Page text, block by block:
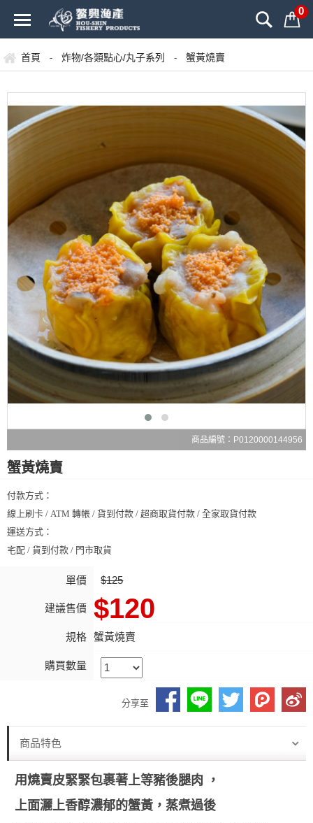
0
首頁 - 炸物/各類點心/丸子系列 - 蟹黃燒賣
商品編號：P0120000144956
蟹黃燒賣
付款方式：
線上刷卡 / ATM 轉帳 / 貨到付款 / 超商取貨付款 / 全家取貨付款
運送方式：
宅配 / 貨到付款 / 門市取貨
單價 $125
建議售價 $120
規格 蟹黃燒賣
購買數量
分享至
商品特色
用燒賣皮緊緊包裹著上等豬後腿肉 ，
上面灑上香醇濃郁的蟹黃，蒸煮過後